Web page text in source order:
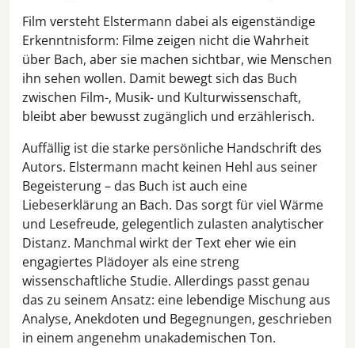
Film versteht Elstermann dabei als eigenständige
Erkenntnisform: Filme zeigen nicht die Wahrheit
über Bach, aber sie machen sichtbar, wie Menschen
ihn sehen wollen. Damit bewegt sich das Buch
zwischen Film-, Musik- und Kulturwissenschaft,
bleibt aber bewusst zugänglich und erzählerisch.
Auffällig ist die starke persönliche Handschrift des
Autors. Elstermann macht keinen Hehl aus seiner
Begeisterung – das Buch ist auch eine
Liebeserklärung an Bach. Das sorgt für viel Wärme
und Lesefreude, gelegentlich zulasten analytischer
Distanz. Manchmal wirkt der Text eher wie ein
engagiertes Plädoyer als eine streng
wissenschaftliche Studie. Allerdings passt genau
das zu seinem Ansatz: eine lebendige Mischung aus
Analyse, Anekdoten und Begegnungen, geschrieben
in einem angenehm unakademischen Ton.